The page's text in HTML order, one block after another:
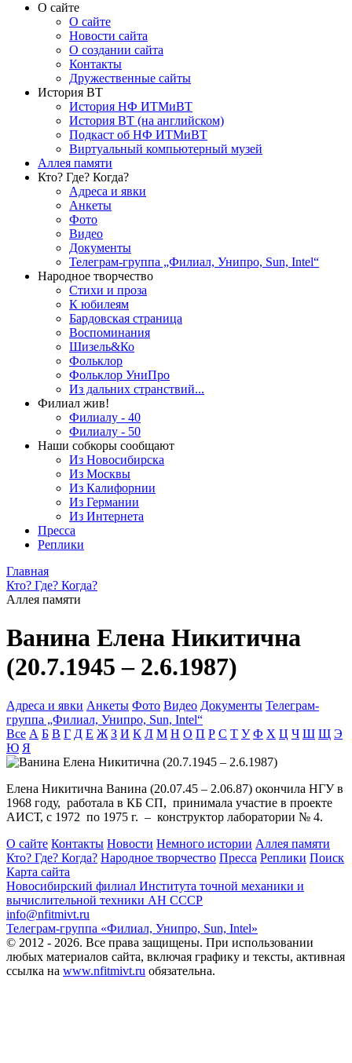
О сайте
О сайте
Новости сайта
О создании сайта
Контакты
Дружественные сайты
История ВТ
История НФ ИТМиВТ
История ВТ (на английском)
Подкаст об НФ ИТМиВТ
Виртуальный компьютерный музей
Аллея памяти
Кто? Где? Когда?
Адреса и явки
Анкеты
Фото
Видео
Документы
Телеграм-группа „Филиал, Унипро, Sun, Intel“
Народное творчество
Стихи и проза
К юбилеям
Бардовская страница
Воспоминания
Шизель&Ко
Фольклор
Фольклор УниПро
Из дальних странствий...
Филиал жив!
Филиалу - 40
Филиалу - 50
Наши собкоры сообщают
Из Новосибирска
Из Москвы
Из Калифорнии
Из Германии
Из Интернета
Пресса
Реплики
Главная
Кто? Где? Когда?
Аллея памяти
Ванина Елена Никитична
(20.7.1945 – 2.6.1987)
Адреса и явки Анкеты Фото Видео Документы Телеграм-
группа „Филиал, Унипро, Sun, Intel“
Все А Б В Г Д Е Ж З И К Л М Н О П Р С Т У Ф Х Ц Ч Ш Щ Э
Ю Я
Елена Никитична Ванина (20.07.45 – 2.06.87) окончила НГУ в
1968 году, работала в КБ СП, принимала участие в проекте
АИСТ, с 1972 по 1975 г. – конструктор лаборатории № 4.
О сайте Контакты Новости Немного истории Аллея памяти
Кто? Где? Когда? Народное творчество Пресса Реплики Поиск
Карта сайта
Новосибирский филиал Института точной механики и
вычислительной техники АН СССР
info@nfitmivt.ru
Телеграм-группа «Филиал, Унипро, Sun, Intel»
© 2012 - 2026. Все права защищены. При использовании
любых материалов сайта, включая графику и тексты, активная
ссылка на www.nfitmivt.ru обязательна.